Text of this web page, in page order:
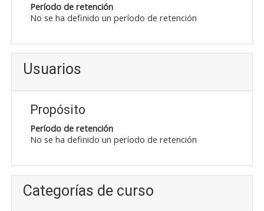
Período de retención
No se ha definido un período de retención
Usuarios
Propósito
Período de retención
No se ha definido un período de retención
Categorías de curso